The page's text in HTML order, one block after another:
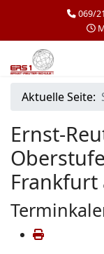
069/
Aktuelle Seite:
Ernst-
Frankfurt